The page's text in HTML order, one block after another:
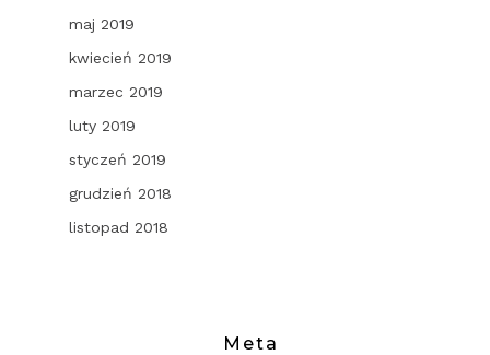
maj 2019
kwiecień 2019
marzec 2019
luty 2019
styczeń 2019
grudzień 2018
listopad 2018
Meta